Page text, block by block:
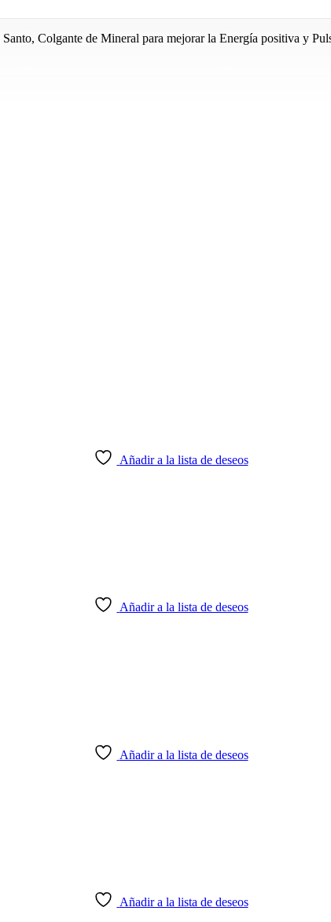
Colgante de Mineral para mejorar la Energía positiva y
Añadir a la lista de deseos
Añadir a la lista de deseos
Añadir a la lista de deseos
Añadir a la lista de deseos